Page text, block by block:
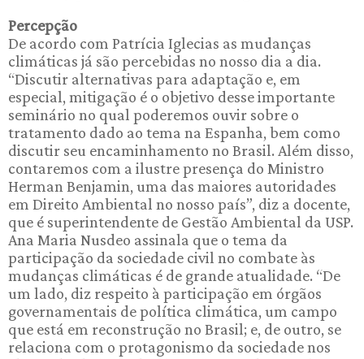
Percepção
De acordo com Patrícia Iglecias as mudanças
climáticas já são percebidas no nosso dia a dia.
“Discutir alternativas para adaptação e, em
especial, mitigação é o objetivo desse importante
seminário no qual poderemos ouvir sobre o
tratamento dado ao tema na Espanha, bem como
discutir seu encaminhamento no Brasil. Além disso,
contaremos com a ilustre presença do Ministro
Herman Benjamin, uma das maiores autoridades
em Direito Ambiental no nosso país”, diz a docente,
que é superintendente de Gestão Ambiental da USP.
Ana Maria Nusdeo assinala que o tema da
participação da sociedade civil no combate às
mudanças climáticas é de grande atualidade. “De
um lado, diz respeito à participação em órgãos
governamentais de política climática, um campo
que está em reconstrução no Brasil; e, de outro, se
relaciona com o protagonismo da sociedade nos